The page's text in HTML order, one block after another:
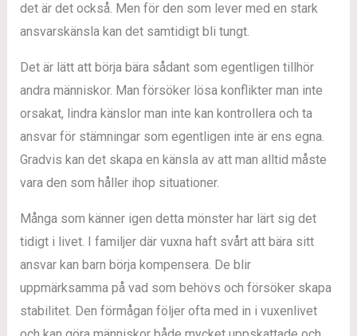
det är det också. Men för den som lever med en stark
ansvarskänsla kan det samtidigt bli tungt.
Det är lätt att börja bära sådant som egentligen tillhör
andra människor. Man försöker lösa konflikter man inte
orsakat, lindra känslor man inte kan kontrollera och ta
ansvar för stämningar som egentligen inte är ens egna.
Gradvis kan det skapa en känsla av att man alltid måste
vara den som håller ihop situationer.
Många som känner igen detta mönster har lärt sig det
tidigt i livet. I familjer där vuxna haft svårt att bära sitt
ansvar kan barn börja kompensera. De blir
uppmärksamma på vad som behövs och försöker skapa
stabilitet. Den förmågan följer ofta med in i vuxenlivet